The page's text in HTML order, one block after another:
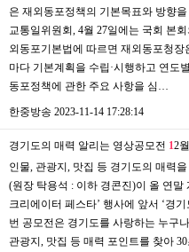
은 재외동포정책의 기본목표와 방향
교통일위원회, 4월 27일에는 국회 본
외동포기본법에 따르면 재외동포청
마다 기본계획을 수립·시행하고 연도
동포정책에 관한 주요 사항을 심…
한중방송 2023-11-14 17:28:14
경기도의 매력 알리는 영상공모전 12
인물, 관광지, 맛집 등 경기도의 매력
(원장 탁용석 : 이하 경콘진)이 올 연말
크리에이터 페스타’ 행사에 앞서 ‘경
번 공모전은 경기도를 사랑하는 누구
관광지, 맛집 등 매력 포인트를 찾아